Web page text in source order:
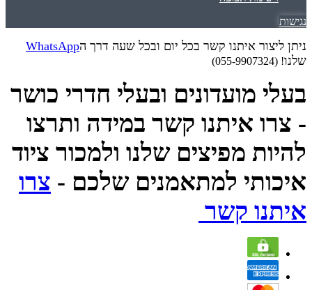
נגישות
ניתן ליצור איתנו קשר בכל יום ובכל שעה דרך הWhatsApp
שלנו! (055-9907324)
בעלי מועדונים ובעלי חדרי כושר
- צרו איתנו קשר במידה ותרצו
להיות מפיצים שלנו ולמכור ציוד
איכותי למתאמנים שלכם - צרו
איתנו קשר